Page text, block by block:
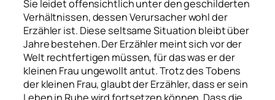
Sie leidet offensichtlich unter den geschilderten
Verhältnissen, dessen Verursacher wohl der
Erzähler ist. Diese seltsame Situation bleibt über
Jahre bestehen. Der Erzähler meint sich vor der
Welt rechtfertigen müssen, für das was er der
kleinen Frau ungewollt antut. Trotz des Tobens
der kleinen Frau, glaubt der Erzähler, dass er sein